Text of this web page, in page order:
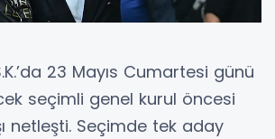
23 Mayıs Cumartesi günü
seçimli genel kurul öncesi
netleşti. Seçimde tek aday